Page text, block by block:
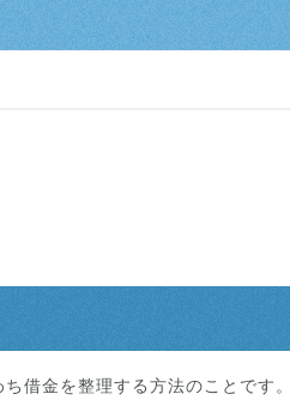
ち借金を整理する方法のことで